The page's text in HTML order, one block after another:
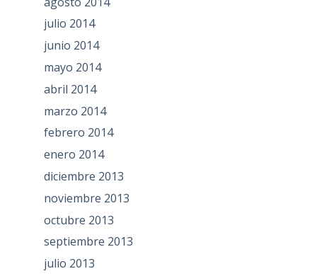
julio 2014
junio 2014
mayo 2014
abril 2014
marzo 2014
febrero 2014
enero 2014
diciembre 2013
noviembre 2013
octubre 2013
septiembre 2013
julio 2013